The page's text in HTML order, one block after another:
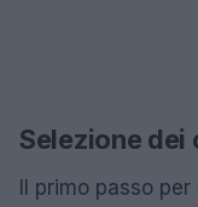
Selezione dei
Il primo passo